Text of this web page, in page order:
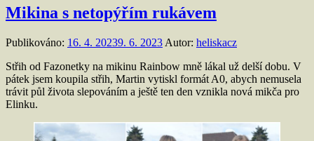
Mikina s netopýřím rukávem
Publikováno: 16. 4. 20239. 6. 2023 Autor: heliskacz
Střih od Fazonetky na mikinu Rainbow mně lákal už delší dobu. V
pátek jsem koupila střih, Martin vytiskl formát A0, abych nemusela
trávit půl života slepováním a ještě ten den vznikla nová mikča pro
Elinku.